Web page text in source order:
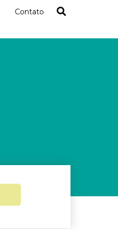
Contato